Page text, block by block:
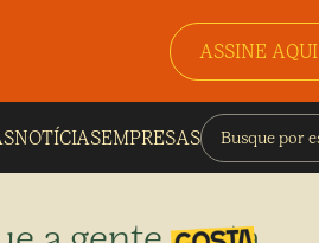
ASSINE AQUI
NOTÍCIASEMPRESAS